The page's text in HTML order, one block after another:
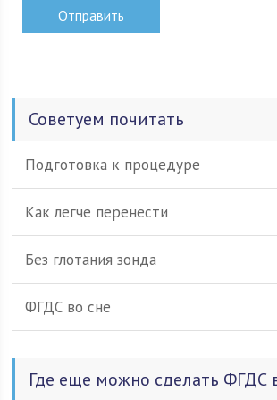
Советуем почитать
Подготовка к процедуре
Как легче перенести
Без глотания зонда
ФГДС во сне
Где еще можно сделать ФГДС